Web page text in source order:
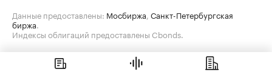
Данные предоставлены: Мосбиржа Санкт-Петербургская
биржа
Индексы облигаций предоставлены Cbonds.